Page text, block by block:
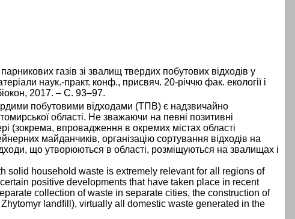
газів зі звалищ твердих побутових відходів у
наук.-практ. конф., присвяч. 20-річчю фак. екології і
2017. – С. 93–97.
побутовими відходами (ТПВ) є надзвичайно
області. Не зважаючи на певні позитивні
(зокрема, впровадження в окремих містах області
майданчиків, організацію сортування відходів на
що утворюються в області, розміщуються на звалищах і
solid household waste is extremely relevant for all regions of
positive developments that have taken place in recent
collection of waste in separate cities, the construction of
landfill), virtually all domestic waste generated in the